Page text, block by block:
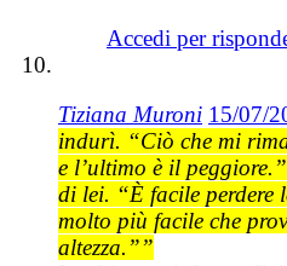
Accedi per
Tiziana Muroni 15/07/
indurì. “Ciò che mi
e l’ultimo è il
di lei. “È facile perdere
molto più facile che
altezza.””